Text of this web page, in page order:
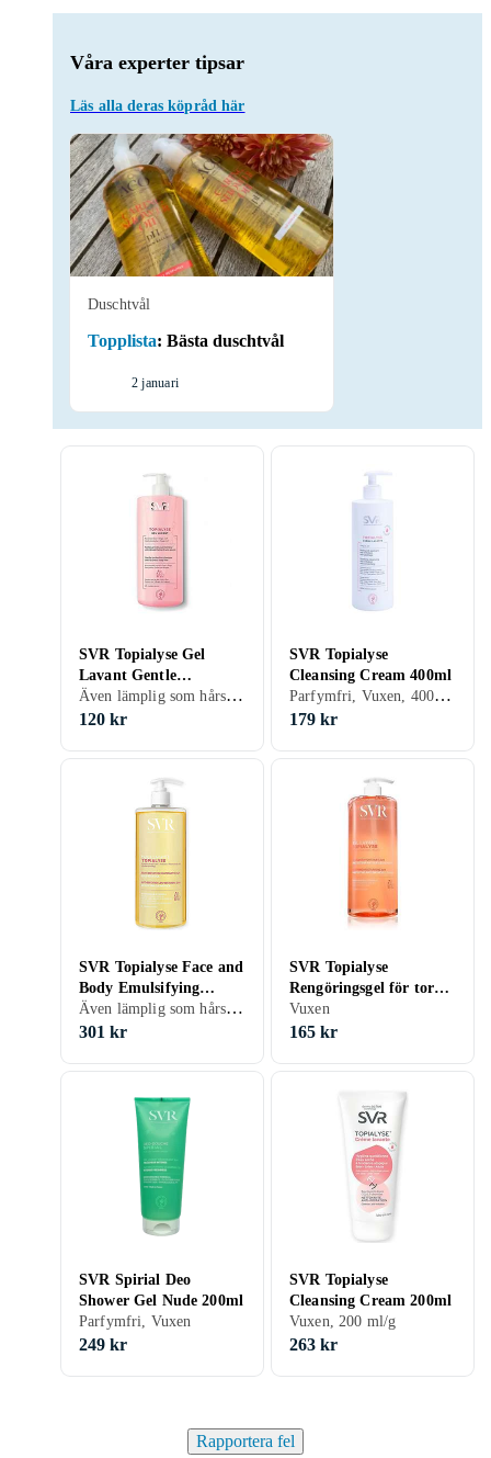
Våra experter tipsar
Läs alla deras köpråd här
Duschtvål
Topplista: Bästa duschtvål
2 januari
SVR Topialyse Gel
Lavant Gentle
Protective Cleanser
1000ml
Även lämplig som hårschampo, Vuxen, 1000 ml/g
120 kr
SVR Topialyse
Cleansing Cream 400ml
Parfymfri, Vuxen, 400 ml/g
179 kr
SVR Topialyse Face and
Body Emulsifying
Micellar Oil Wash
1000ml
Även lämplig som hårschampo, Vuxen, 1000 ml/g
301 kr
SVR Topialyse
Rengöringsgel för torr
och känslig hud
Vuxen
165 kr
SVR Spirial Deo
Shower Gel Nude 200ml
Parfymfri, Vuxen
249 kr
SVR Topialyse
Cleansing Cream 200ml
Vuxen, 200 ml/g
263 kr
Rapportera fel